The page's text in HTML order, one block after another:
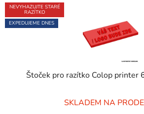
NEVYHAZUJTE STARÉ
RAZÍTKO
EXPEDUJEME DNES
Štoček pro razítko Colop printer
SKLADEM NA